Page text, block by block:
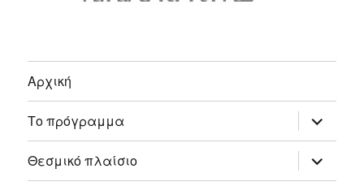
Αρχική
Το πρόγραμμα
expand
child
menu
Θεσμικό πλαίσιο
expand
child
menu